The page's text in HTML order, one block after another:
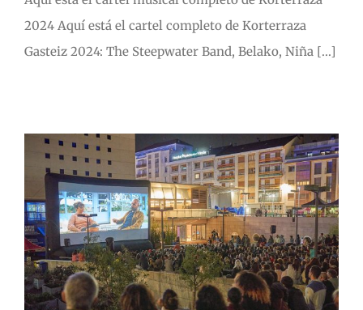
2024 Aquí está el cartel completo de Korterraza
Gasteiz 2024: The Steepwater Band, Belako, Niña [...]